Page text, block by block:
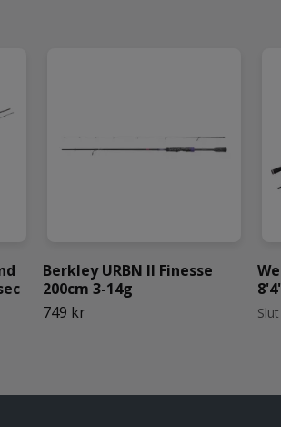
Berkley URBN II Finesse
200cm 3-14g
749 kr